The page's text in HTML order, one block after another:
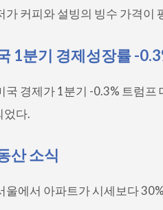
가 커피와 설빙의 빙수 가격이
1분기 경제성장률 -
국 경제가 1분기 -0.3% 트럼프
었다.
산 소식
울에서 아파트가 시세보다